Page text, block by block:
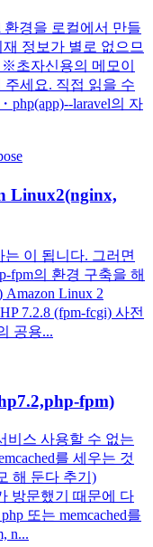
환경을 로컬에서 만들
정보가 별로 없으므
초자신용의 메모이
세요. 직접 읽을 수
php(app)--laravel의 자
Linux2(nginx,
이 됩니다. 그러면
fpm의 환경 구축을 해
Amazon Linux 2
7.2.8 (fpm-fcgi) 사전
공용...
fpm)
비스 사용할 수 없는
를 세우는 것
해 둔다 추기)
방문했기 때문에 다
또는 memcached를
n...